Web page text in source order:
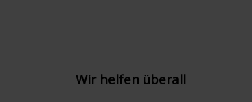
Wir helfen überall